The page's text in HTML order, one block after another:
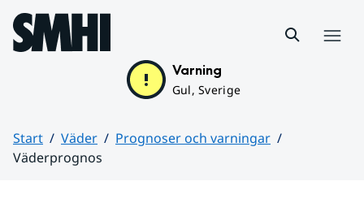
Hoppa till sidans innehåll
Varning
Gul, Sverige
Start Väder
Prognoser och varningar
Väderprognos